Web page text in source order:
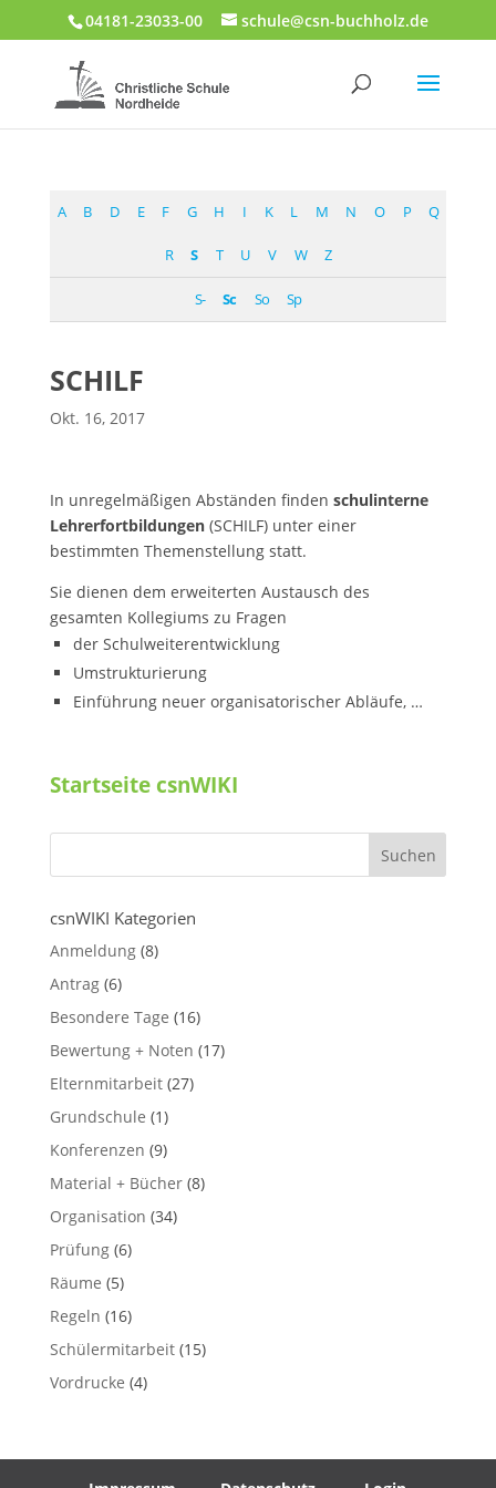
04181-23033-00 schule@csn-buchholz.de
A B D E F G H I K L M N O P Q
R S T U V W Z
S- Sc So Sp
SCHILF
Okt. 16, 2017
In unregelmäßigen Abständen finden schulinterne
Lehrerfortbildungen(SCHILF) unter einer
bestimmten Themenstellung statt.
Sie dienen dem erweiterten Austausch des
gesamten Kollegiums zu Fragen
der Schulweiterentwicklung
Umstrukturierung
Einführung neuer organisatorischer Abläufe, …
Startseite csnWIKI
csnWIKI Kategorien
Anmeldung(8)
Antrag(6)
Besondere Tage (16)
Bewertung + Noten (17)
Elternmitarbeit(27)
Grundschule (1)
Konferenzen (9)
Material + Bücher(8)
Organisation (34)
Prüfung(6)
Räume (5)
Regeln (16)
Schülermitarbeit(15)
Vordrucke (4)